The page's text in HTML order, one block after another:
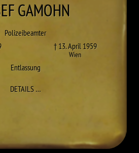
GAMOHN
Polizeibeamter
† 13. April 1959
Wien
Entlassung
DETAILS…ZU JOSEF GAMOHN